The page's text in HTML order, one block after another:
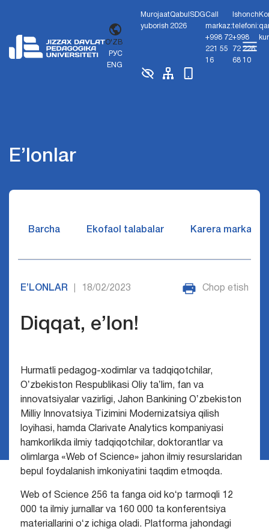
O'ZB
РУС
ENG
Murojaat
yuborish
Qabul
2026
SDGCall
markaz:
+998 72
221 55
16
Ishonch
telefoni:
+998
72 226
68 10
E’lonlar
Barcha Ekofaol talabalar Karera markazi
E’LONLAR 18/02/2023 Chop etish
Diqqat, e’lon!
Hurmatli pedagog-xodimlar va tadqiqotchilar,
Oʼzbekiston Respublikasi Oliy taʼlim, fan va
innovatsiyalar vazirligi, Jahon Bankining Oʼzbekiston
Milliy Innovatsiya Tizimini Modernizatsiya qilish
loyihasi, hamda Clarivate Analytics kompaniyasi
hamkorlikda ilmiy tadqiqotchilar, doktorantlar va
olimlarga «Web of Science» jahon ilmiy resurslaridan
bepul foydalanish imkoniyatini taqdim etmoqda.
Web of Science 256 ta fanga oid koʻp tarmoqli 12
000 ta ilmiy jurnallar va 160 000 ta konferentsiya
materiallarini oʻz ichiga oladi. Platforma jahondagi